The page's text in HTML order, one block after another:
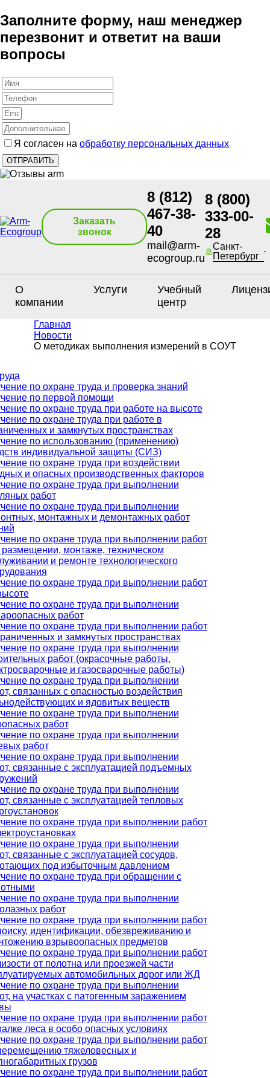
Заполните форму, наш менеджер
перезвонит и ответит на ваши
вопросы
Я согласен на обработку персональных данных
Заказать
звонок
8 (812)
467-38-
40
mail@arm-
ecogroup.ru
8 (800)
333-00-
28
Санкт-
Петербург
О
компании
Услуги
Учебный
центр
Главная
Новости
О методиках выполнения измерений в СОУТ
по охране труда и проверка знаний
по первой помощи
по охране труда при работе на высоте
по охране труда при работе в
и замкнутых пространствах
по использованию (применению)
индивидуальной защиты (СИЗ)
по охране труда при воздействии
и опасных производственных факторов
по охране труда при выполнении
работ
по охране труда при выполнении
монтажных и демонтажных работ
по охране труда при выполнении работ
монтаже, техническом
и ремонте технологического
по охране труда при выполнении работ
по охране труда при выполнении
работ
по охране труда при выполнении работ
и замкнутых пространствах
по охране труда при выполнении
работ (окрасочные работы,
и газосварочные работы)
по охране труда при выполнении
связанных с опасностью воздействия
и ядовитых веществ
по охране труда при выполнении
работ
по охране труда при выполнении
работ
по охране труда при выполнении
связанные с эксплуатацией подъемных
по охране труда при выполнении
связанные с эксплуатацией тепловых
по охране труда при выполнении работ
по охране труда при выполнении
связанные с эксплуатацией сосудов,
под избыточным давлением
по охране труда при обращении с
по охране труда при выполнении
работ
по охране труда при выполнении работ
идентификации, обезвреживанию и
взрывоопасных предметов
по охране труда при выполнении работ
от полотна или проезжей части
автомобильных дорог или ЖД
по охране труда при выполнении
на участках с патогенным заражением
по охране труда при выполнении работ
леса в особо опасных условиях
по охране труда при выполнении работ
тяжеловесных и
грузов
по охране труда при выполнении работ